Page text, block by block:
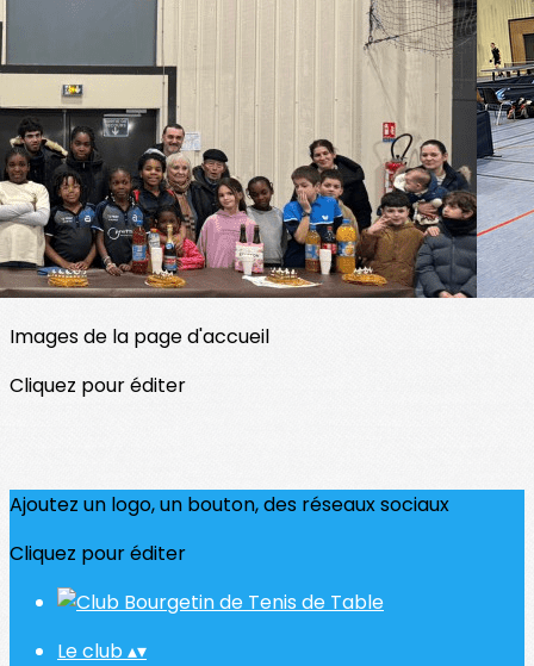
Menu
<
>
Saison 2025-2026
Saison 2024-2025
JO 2024
?>
Images de la page d'accueil
Cliquez pour éditer
Ajoutez un logo, un bouton, des réseaux sociaux
Cliquez pour éditer
Le club▴▾